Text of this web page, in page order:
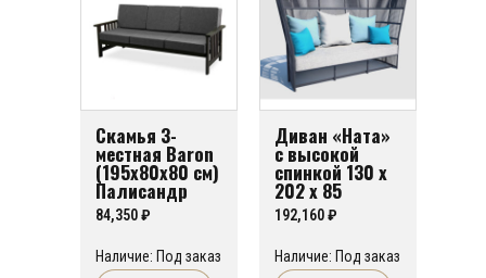
Скамья 3-
местная Baron
(195х80х80 см)
Палисандр
84,350₽
Наличие: Под заказ
Диван «Ната»
с высокой
спинкой 130 х
202 х 85
192,160₽
Наличие: Под заказ